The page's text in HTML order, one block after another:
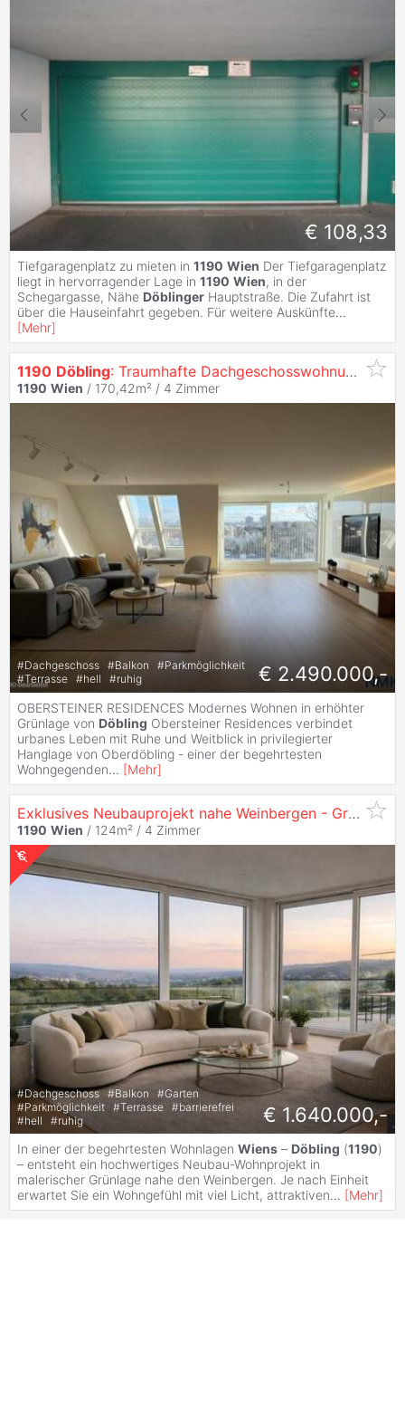
€ 108,33
Tiefgaragenplatz zu mieten in 1190 Wien Der Tiefgaragenplatz
liegt in hervorragender Lage in 1190 Wien, in der
Schegargasse, Nähe Döblinger Hauptstraße. Die Zufahrt ist
über die Hauseinfahrt gegeben. Für weitere Auskünfte...
[Mehr]
1190 Döbling: Traumhafte Dachgeschosswohnung mit großer Terrasse & viel Privatsphäre
1190 Wien / 170,42m² / 4 Zimmer
#Dachgeschoss #Balkon #Parkmöglichkeit
#Terrasse #hell #ruhig € 2.490.000,-
OBERSTEINER RESIDENCES Modernes Wohnen in erhöhter
Grünlage von Döbling Obersteiner Residences verbindet
urbanes Leben mit Ruhe und Weitblick in privilegierter
Hanglage von Oberdöbling - einer der begehrtesten
Wohngegenden... [Mehr]
Exklusives Neubauprojekt nahe Weinbergen - Grünlage
1190 Wien / 124m² / 4 Zimmer
#Dachgeschoss #Balkon #Garten
#Parkmöglichkeit #Terrasse #barrierefrei
#hell #ruhig € 1.640.000,-
In einer der begehrtesten Wohnlagen Wiens – Döbling (1190)
– entsteht ein hochwertiges Neubau-Wohnprojekt in
malerischer Grünlage nahe den Weinbergen. Je nach Einheit
erwartet Sie ein Wohngefühl mit viel Licht, attraktiven... [Mehr]